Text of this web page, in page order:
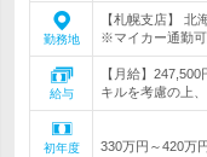
勤務地
【札幌支店】
※マイカー通勤
給与
【月給】
キルを考慮の上
初年度
330万円～420万